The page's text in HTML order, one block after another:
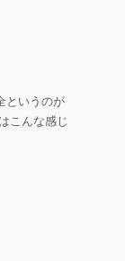
というのが
こんな感じ